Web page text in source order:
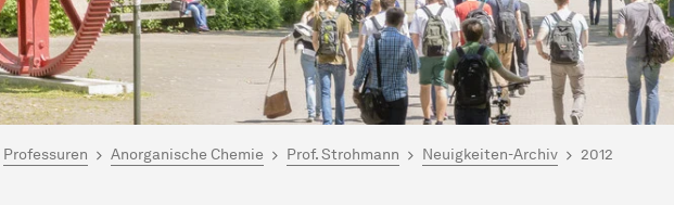
hier:
Professuren Anorganische Chemie Prof. Strohmann Neuigkeiten-Archiv 2012